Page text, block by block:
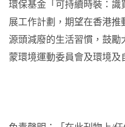
環保基金「可持續時裝：識
展工作計劃，期望在香港
源頭減廢的生活習慣，鼓
蒙環境運動委員會及環境及